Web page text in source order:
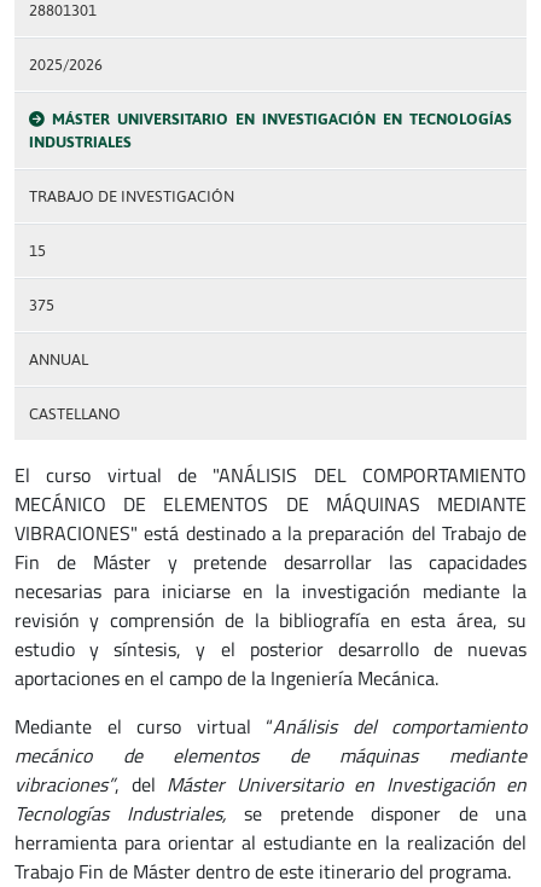
28801301
2025/2026
MÁSTER UNIVERSITARIO EN INVESTIGACIÓN EN TECNOLOGÍAS
INDUSTRIALES
TRABAJO DE INVESTIGACIÓN
15
375
ANNUAL
CASTELLANO
El curso virtual de "ANÁLISIS DEL COMPORTAMIENTO
MECÁNICO DE ELEMENTOS DE MÁQUINAS MEDIANTE
VIBRACIONES" está destinado a la preparación del Trabajo de
Fin de Máster y pretende desarrollar las capacidades
necesarias para iniciarse en la investigación mediante la
revisión y comprensión de la bibliografía en esta área, su
estudio y síntesis, y el posterior desarrollo de nuevas
aportaciones en el campo de la Ingeniería Mecánica.
Mediante el curso virtual “Análisis del comportamiento
mecánico de elementos de máquinas mediante
vibraciones”, del Máster Universitario en Investigación en
Tecnologías Industriales, se pretende disponer de una
herramienta para orientar al estudiante en la realización del
Trabajo Fin de Máster dentro de este itinerario del programa.